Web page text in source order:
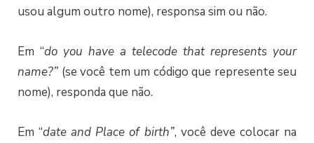
usou algum outro nome), responsa sim ou não.
Em “do you have a telecode that represents your
name?” (se você tem um código que represente seu
nome), responda que não.
Em “date and Place of birth”, você deve colocar na